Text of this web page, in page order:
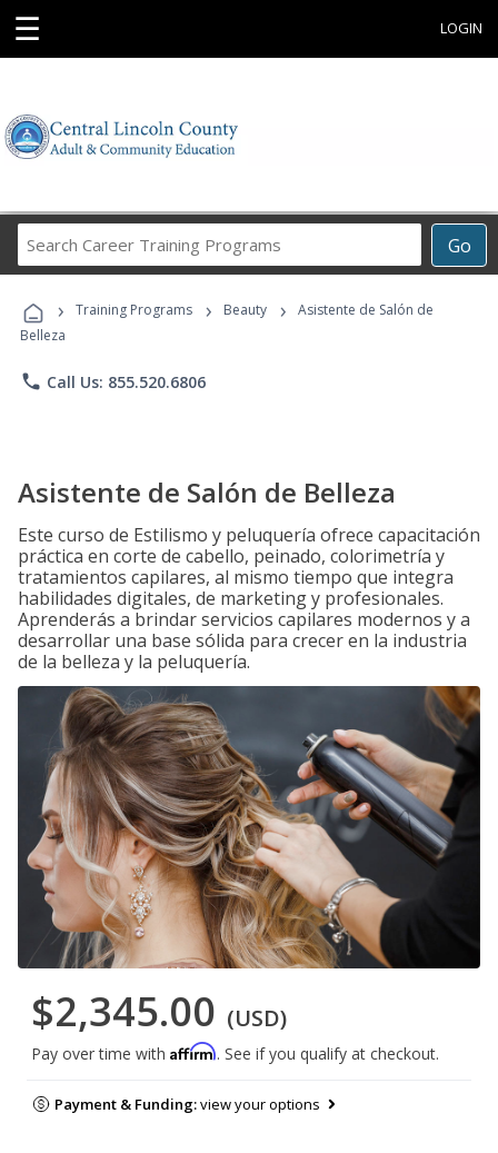
☰ LOGIN
Go
Career
Programs
› Training Programs › Beauty ›
Asistente de Salón de
Belleza
phone Call Us: 855.520.6806
Asistente de Salón de Belleza
Este curso de Estilismo y peluquería ofrece capacitación
práctica en corte de cabello, peinado, colorimetría y
tratamientos capilares, al mismo tiempo que integra
habilidades digitales, de marketing y profesionales.
Aprenderás a brindar servicios capilares modernos y a
desarrollar una base sólida para crecer en la industria
de la belleza y la peluquería.
$2,345.00 (USD)
Pay over time with Affirm. See if you qualify at checkout.
Payment & Funding:view your options